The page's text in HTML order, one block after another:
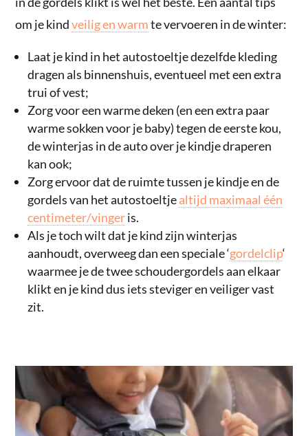
om je kindveilig en warmte vervoeren in de winter:
Laat je kind in het autostoeltje dezelfde kleding
dragen als binnenshuis, eventueel met een extra
trui of vest;
Zorg voor een warme deken (en een extra paar
warme sokken voor je baby) tegen de eerste kou,
de winterjas in de auto over je kindje draperen
kan ook;
Zorg ervoor dat de ruimte tussen je kindje en de
gordels van het autostoeltjealtijd maximaal één
centimeter/vingeris.
Als je toch wilt dat je kind zijn winterjas
aanhoudt, overweeg dan een speciale ‘gordelclip‘
waarmee je de twee schoudergordels aan elkaar
klikt en je kind dus iets steviger en veiliger vast
zit.